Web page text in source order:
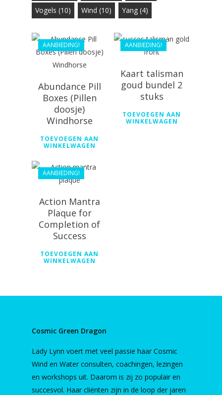
Vogels (10) Wind (10) Yang (4)
AANBIEDING!
€28.99
€24.29
Abundance Pill
Boxes (Pillen
doosje)
Windhorse
TOEVOEGEN AAN
WINKELWAGEN
AANBIEDING!
Kaart talisman
goud bundel 2
stuks
TOEVOEGEN AAN
WINKELWAGEN
AANBIEDING!
€168.00
€90.00
Action Mantra
Plaque for
Completion of
Success
TOEVOEGEN AAN
WINKELWAGEN
Cosmic Green Dragon
Lady Lynn voert met veel passie haar Cosmic
Wind en Water consulten, coachingen, lezingen
en workshops uit. Daarom is zij zo populair en
succesvol. Haar cliënten zijn in de loop der jaren